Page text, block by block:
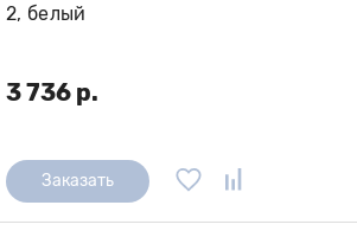
2, белый
3 736 р.
Заказать